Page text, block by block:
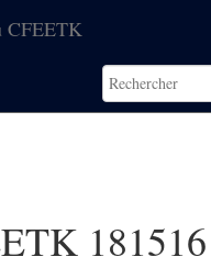
CFEETK
181516